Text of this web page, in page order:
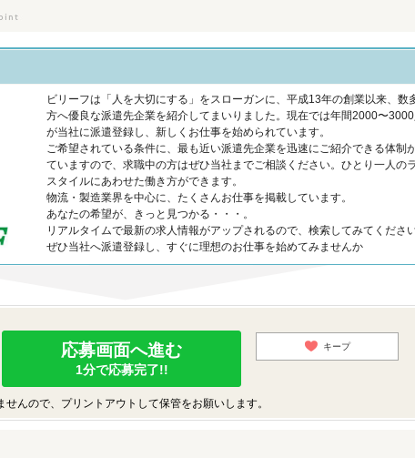
ビリーフは「人を大切にする」をスローガンに、平成13年の創業以来、数
方へ優良な派遣先企業を紹介してまいりました。現在では年間2000〜
が当社に派遣登録し、新しくお仕事を始められています。
ご希望されている条件に、最も近い派遣先企業を迅速にご紹介できる体制
ていますので、求職中の方はぜひ当社までご相談ください。ひとり一人の
スタイルにあわせた働き方ができます。
物流・製造業界を中心に、たくさんお仕事を掲載しています。
あなたの希望が、きっと見つかる・・・。
リアルタイムで最新の求人情報がアップされるので、検索してみてください
ぜひ当社へ派遣登録し、すぐに理想のお仕事を始めてみませんか
応募画面へ進む
1分で応募完了!!
キープ
んので、プリントアウトして保管をお願いします。